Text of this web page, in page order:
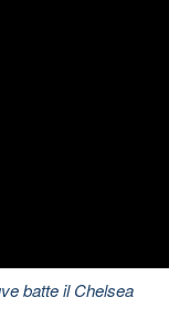
batte il Chelsea